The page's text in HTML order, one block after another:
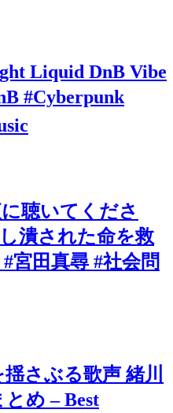
Liquid DnB Vibe
#Cyberpunk
聴いてくださ
潰された命を救
宮田真尋 #社会問
さぶる歌声 緒川
め – Best